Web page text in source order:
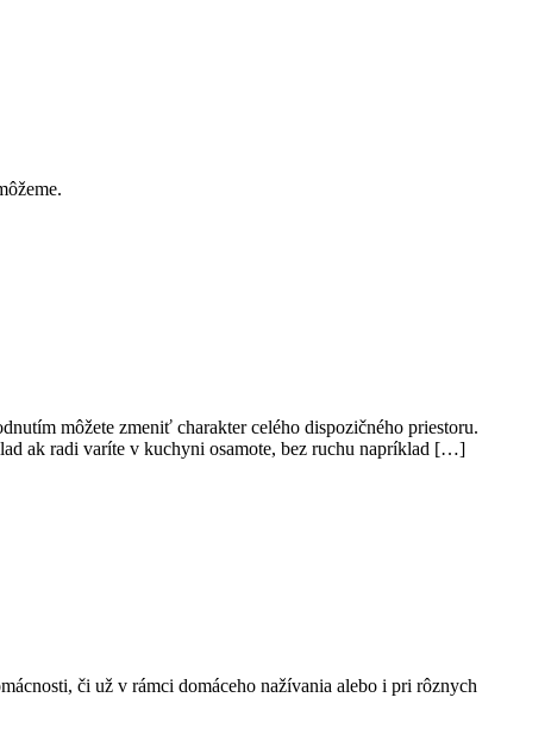
môžete zmeniť charakter celého dispozičného priestoru.
ak radi varíte v kuchyni osamote, bez ruchu napríklad […]
či už v rámci domáceho nažívania alebo i pri rôznych